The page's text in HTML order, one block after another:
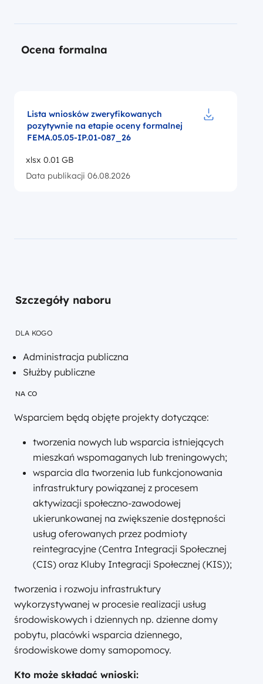
Ocena formalna
Lista wniosków zweryfikowanych
pozytywnie na etapie oceny formalnej
FEMA.05.05-IP.01-087_26
xlsx 0.01 GB
Data publikacji 06.08.2026
Szczegóły naboru
DLA KOGO
Administracja publiczna
Służby publiczne
NA CO
Wsparciem będą objęte projekty dotyczące:
tworzenia nowych lub wsparcia istniejących
mieszkań wspomaganych lub treningowych;
wsparcia dla tworzenia lub funkcjonowania
infrastruktury powiązanej z procesem
aktywizacji społeczno-zawodowej
ukierunkowanej na zwiększenie dostępności
usług oferowanych przez podmioty
reintegracyjne (Centra Integracji Społecznej
(CIS) oraz Kluby Integracji Społecznej (KIS));
tworzenia i rozwoju infrastruktury
wykorzystywanej w procesie realizacji usług
środowiskowych i dziennych np. dzienne domy
pobytu, placówki wsparcia dziennego,
środowiskowe domy samopomocy.
Kto może składać wnioski: